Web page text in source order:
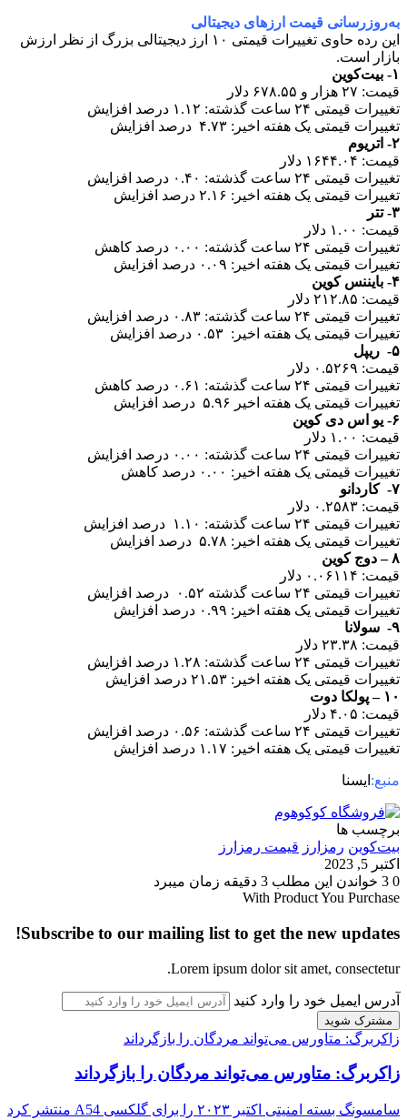
به‌روزرسانی قیمت ارزهای دیجیتالی
این رده حاوی تغییرات قیمتی ۱۰ ارز دیجیتالی بزرگ از نظر ارزش
بازار است.
۱- بیت‌کوین
قیمت: ۲۷ هزار و ۶۷۸.۵۵ دلار
تغییرات قیمتی ۲۴ ساعت گذشته: ۱.۱۲ درصد افزایش
تغییرات قیمتی یک هفته اخیر: ۴.۷۳ درصد افزایش
۲- اتریوم
قیمت: ۱۶۴۴.۰۴ دلار
تغییرات قیمتی ۲۴ ساعت گذشته: ۰.۴۰ درصد افزایش
تغییرات قیمتی یک هفته اخیر: ۲.۱۶ درصد افزایش
۳- تتر
قیمت: ۱.۰۰ دلار
تغییرات قیمتی ۲۴ ساعت گذشته: ۰.۰۰ درصد کاهش
تغییرات قیمتی یک هفته اخیر: ۰.۰۹ درصد افزایش
۴- بایننس کوین
قیمت: ۲۱۲.۸۵ دلار
تغییرات قیمتی ۲۴ ساعت گذشته: ۰.۸۳ درصد افزایش
تغییرات قیمتی یک هفته اخیر: ۰.۵۳ درصد افزایش
۵- ریپل
قیمت: ۰.۵۲۶۹ دلار
تغییرات قیمتی ۲۴ ساعت گذشته: ۰.۶۱ درصد کاهش
تغییرات قیمتی یک هفته اخیر ۵.۹۶ درصد افزایش
۶- یو اس دی کوین
قیمت: ۱.۰۰ دلار
تغییرات قیمتی ۲۴ ساعت گذشته: ۰.۰۰ درصد افزایش
تغییرات قیمتی یک هفته اخیر: ۰.۰۰ درصد کاهش
۷- کاردانو
قیمت: ۰.۲۵۸۳ دلار
تغییرات قیمتی ۲۴ ساعت گذشته: ۱.۱۰ درصد افزایش
تغییرات قیمتی یک هفته اخیر: ۵.۷۸ درصد افزایش
۸ – دوج کوین
قیمت: ۰.۰۶۱۱۴ دلار
تغییرات قیمتی ۲۴ ساعت گذشته ۰.۵۲ درصد افزایش
تغییرات قیمتی یک هفته اخیر: ۰.۹۹ درصد افزایش
۹- سولانا
قیمت: ۲۳.۳۸ دلار
تغییرات قیمتی ۲۴ ساعت گذشته: ۱.۲۸ درصد افزایش
تغییرات قیمتی یک هفته اخیر: ۲۱.۵۳ درصد افزایش
۱۰ – پولکا دوت
قیمت: ۴.۰۵ دلار
تغییرات قیمتی ۲۴ ساعت گذشته: ۰.۵۶ درصد افزایش
تغییرات قیمتی یک هفته اخیر: ۱.۱۷ درصد افزایش
منبع: ایسنا
برچسب ها
بیت‌کوین رمزارز قیمت رمزارز
اکتبر 5, 2023
0
خواندن این مطلب 3 دقیقه زمان میبرد
With Product You Purchase
Subscribe to our mailing list to get the new updates!
Lorem ipsum dolor sit amet, consectetur.
آدرس ایمیل خود را وارد کنید
زاکربرگ: متاورس می‌تواند مردگان را بازگرداند
زاکربرگ: متاورس می‌تواند مردگان را بازگرداند
سامسونگ بسته امنیتی اکتبر ۲۰۲۳ را برای گلکسی A54 منتشر کرد